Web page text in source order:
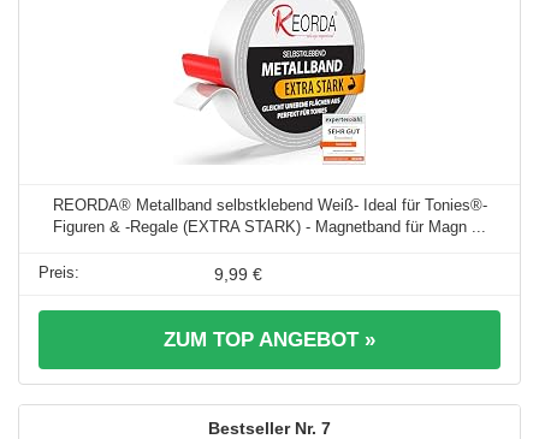
REORDA® Metallband selbstklebend Weiß- Ideal für Tonies®-
Figuren & -Regale (EXTRA STARK) - Magnetband für Magn ...
9,99 €
ZUM TOP ANGEBOT »
7